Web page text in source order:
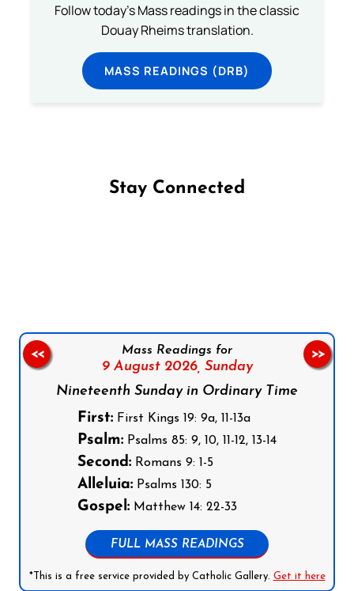
Follow today's Mass readings in the classic
Douay Rheims translation.
MASS READINGS (DRB)
Stay Connected
Mass Readings for
9 August 2026, Sunday
Nineteenth Sunday in Ordinary Time
First: First Kings 19: 9a, 11-13a
Psalm: Psalms 85: 9, 10, 11-12, 13-14
Second: Romans 9: 1-5
Alleluia: Psalms 130: 5
Gospel: Matthew 14: 22-33
FULL MASS READINGS
*This is a free service provided by Catholic Gallery. Get it here
<< >>